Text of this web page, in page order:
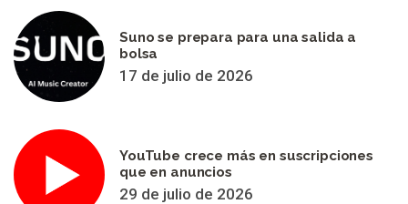
Suno se prepara para una salida a
bolsa
17 de julio de 2026
YouTube crece más en suscripciones
que en anuncios
29 de julio de 2026